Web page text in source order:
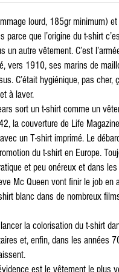
lourd, 185gr minimum)
parce que l’origine du t-shirt
autre vêtement. C’est
vers 1910, ses marins de
C’était hygiénique, pas cher,
à laver.
sort un t-shirt comme un
la couverture de Life
un T-shirt imprimé. Le
du t-shirt en Europe.
et peu onéreux et dans
Mc Queen vont finir le job en
blanc dans de nombreux
la colorisation du t-shirt
et, enfin, dans les années
est le vêtement le plus